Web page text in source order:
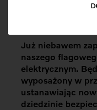
Już niebawem
naszego
elektrycznym.
wyposażony w
ustanawiając
dziedzinie